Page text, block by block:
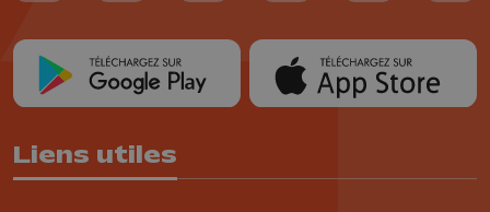
Liens utiles